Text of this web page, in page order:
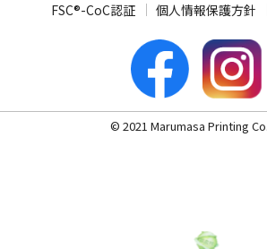
FSC®-CoC認証
個人情報保護方針
© 2021 Marumasa Printing